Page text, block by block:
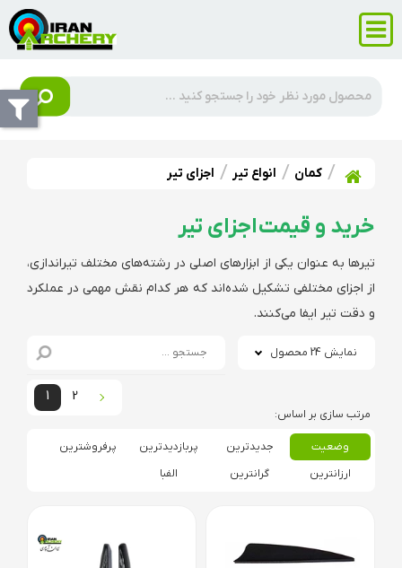
کمان انواع تیر اجزای تیر
خرید و قیمت اجزای تیر
تیرها به عنوان یکی از ابزارهای اصلی در رشته‌های مختلف تیراندازی،
از اجزای مختلفی تشکیل شده‌اند که هر کدام نقش مهمی در عملکرد
و دقت تیر ایفا می‌کنند.
نمایش 24 محصول
1 2
وضعیت جدیدترین پربازدیدترین
پرفروشترین
ارزانترین
گرانترین الفبا